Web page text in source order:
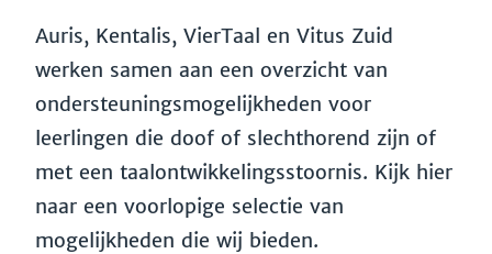
Auris, Kentalis, VierTaal en Vitus Zuid
werken samen aan een overzicht van
ondersteuningsmogelijkheden voor
leerlingen die doof of slechthorend zijn of
met een taalontwikkelingsstoornis. Kijk hier
naar een voorlopige selectie van
mogelijkheden die wij bieden.